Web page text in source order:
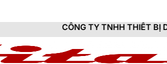
CÔNG TY TNHH THIẾT BỊ DỤNG CỤ KỸ